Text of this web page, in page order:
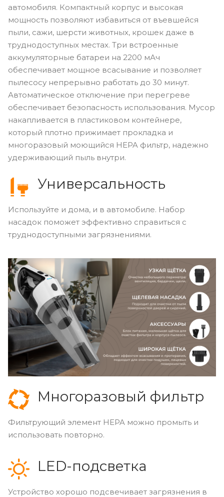
автомобиля. Компактный корпус и высокая
мощность позволяют избавиться от въевшейся
пыли, сажи, шерсти животных, крошек даже в
труднодоступных местах. Три встроенные
аккумуляторные батареи на 2200 мАч
обеспечивает мощное всасывание и позволяет
пылесосу непрерывно работать до 30 минут.
Автоматическое отключение при перегреве
обеспечивает безопасность использования. Мусор
накапливается в пластиковом контейнере,
который плотно прижимает прокладка и
многоразовый моющийся HEPA фильтр, надежно
удерживающий пыль внутри.
Универсальность
Используйте и дома, и в автомобиле. Набор
насадок поможет эффективно справиться с
труднодоступными загрязнениями.
Многоразовый фильтр
Фильтрующий элемент HEPA можно промыть и
использовать повторно.
LED-подсветка
Устройство хорошо подсвечивает загрязнения в